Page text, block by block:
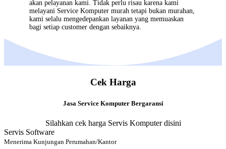
akan pelayanan kami. Tidak perlu risau karena kami
melayani Service Komputer murah tetapi bukan murahan,
kami selalu mengedepankan layanan yang memuaskan
bagi setiap customer dengan sebaiknya.
Cek Harga
Jasa Service Komputer Bergaransi
Silahkan cek harga Servis Komputer disini
Servis Software
Menerima Kunjungan Perumahan/Kantor